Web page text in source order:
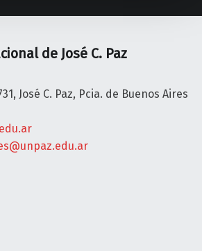
de José C. Paz
José C. Paz, Pcia. de Buenos Aires